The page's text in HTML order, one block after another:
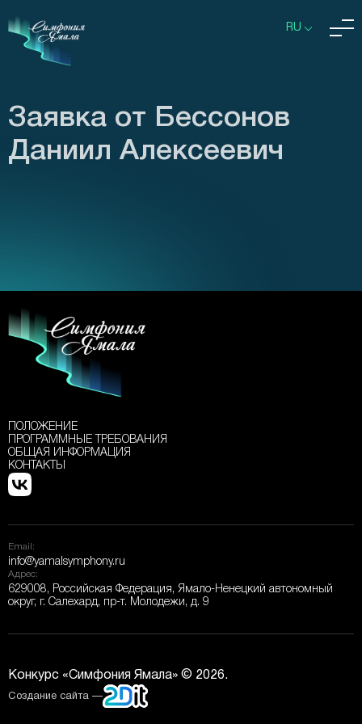
RU
Заявка от Бессонов
Даниил Алексеевич
ПОЛОЖЕНИЕ
ПРОГРАММНЫЕ ТРЕБОВАНИЯ
ОБЩАЯ ИНФОРМАЦИЯ
КОНТАКТЫ
Email:
info@yamalsymphony.ru
Адрес:
629008, Российская Федерация, Ямало-Ненецкий автономный
округ, г. Салехард, пр-т. Молодежи, д. 9
Конкурс «Симфония Ямала» © 2026.
Создание сайта —